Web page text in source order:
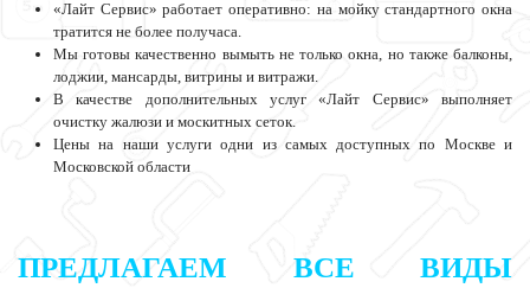
«Лайт Сервис» работает оперативно: на мойку стандартного окна
тратится не более получаса.
Мы готовы качественно вымыть не только окна, но также балконы,
лоджии, мансарды, витрины и витражи.
В качестве дополнительных услуг «Лайт Сервис» выполняет
очистку жалюзи и москитных сеток.
Цены на наши услуги одни из самых доступных по Москве и
Московской области
ПРЕДЛАГАЕМ ВСЕ ВИДЫ